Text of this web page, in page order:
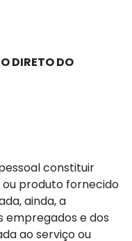
DIRETO DO
constituir
produto fornecido
ainda, a
empregados e dos
ao serviço ou